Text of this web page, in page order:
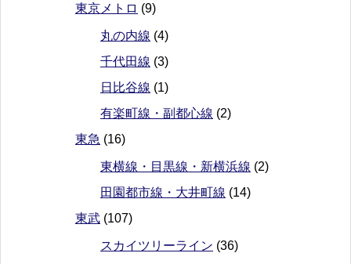
東京メトロ (9)
丸の内線 (4)
千代田線 (3)
日比谷線 (1)
有楽町線・副都心線 (2)
東急 (16)
東横線・目黒線・新横浜線 (2)
田園都市線・大井町線 (14)
東武 (107)
スカイツリーライン (36)